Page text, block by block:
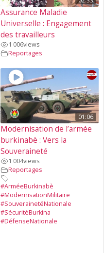
Assurance Maladie
Universelle : Engagement
des travailleurs
1 006views
Reportages
01:06
Modernisation de l’armée
burkinabè : Vers la
Souveraineté
1 004views
Reportages
#ArméeBurkinabè
#ModernisationMilitaire
#SouverainetéNationale
#SécuritéBurkina
#DéfenseNationale